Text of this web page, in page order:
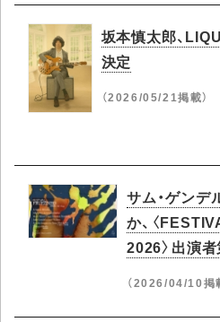
坂本慎太郎、
決定
（2026/05/21掲載）
サム・ゲンデ
か、〈
2026〉出演
（2026/04/10掲